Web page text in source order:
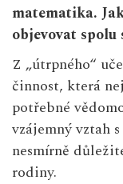
matematika.
objevovat spolu
Z „útrpného“
činnost, která
potřebné
vzájemný vztah
nesmírně
rodiny.